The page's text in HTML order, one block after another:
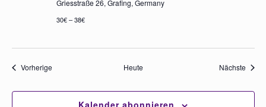
Griesstraße 26, Grafing, Germany
30€ – 38€
VorherigeVeranstaltungen Heute Nächste